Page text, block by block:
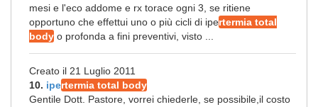
mesi e l'eco addome e rx torace ogni 3, se ritiene
opportuno che effettui uno o più cicli di ipertermia total
body o profonda a fini preventivi, visto ...
Creato il 21 Luglio 2011
10. ipertermia total body
Gentile Dott. Pastore, vorrei chiederle, se possibile,il costo